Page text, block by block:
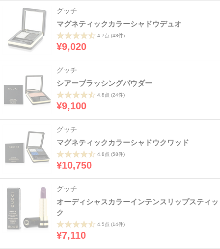
グッチ
マグネティックカラーシャドウデュオ
4.7点 (48件)
¥9,020
グッチ
シアーブラッシングパウダー
4.8点 (24件)
¥9,100
グッチ
マグネティックカラーシャドウクワッド
4.8点 (58件)
¥10,750
グッチ
オーディシャスカラーインテンスリップスティッ
ク
4.5点 (14件)
¥7,110